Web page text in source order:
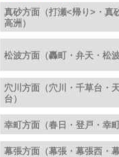
真砂方面（打瀬<帰り>・真
高洲）
松波方面（轟町・弁天・松波
穴川方面（穴川・千草台・
台）
幸町方面（春日・登戸・幸町
幕張方面（幕張・幕張西・